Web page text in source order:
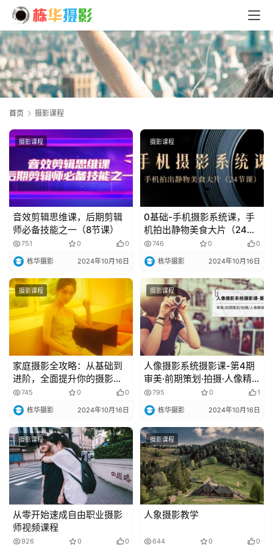
首
页
摄
影
导
航
课
程
资
源
登录 注册
发文章
首页 摄影课程
摄影课程
音效剪辑思维课，后期剪辑
师必备技能之一（8节课）
751 0 0
栋华摄影 2024年10月16日
摄影课程
0基础-手机摄影系统课，手
机拍出静物美食大片（24节
课）
746 0 0
栋华摄影 2024年10月16日
摄影课程
家庭摄影全攻略：从基础到
进阶，全面提升你的摄影水
平745 0 0
栋华摄影 2024年10月16日
摄影课程
人像摄影系统摄影课-第4期
审美·前期策划·拍摄·人像精
修·调色 全程干货
795 0 1
栋华摄影 2024年10月16日
摄影课程
从零开始速成自由职业摄影
师视频课程
926 0 0
摄影课程
人象摄影教学
644 0 0